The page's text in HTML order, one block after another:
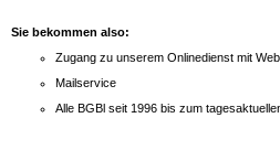
Sie bekommen also:
Zugang zu unserem Onlinedienst mit
Mailservice
Alle BGBl seit 1996 bis zum